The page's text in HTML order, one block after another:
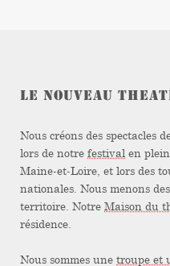
LE NOUVEAU
Nous créons des spectacles
lors de notre festival en
Maine-et-Loire, et lors des
nationales. Nous menons
territoire. Notre Maison du
résidence.
Nous sommes une troupe et